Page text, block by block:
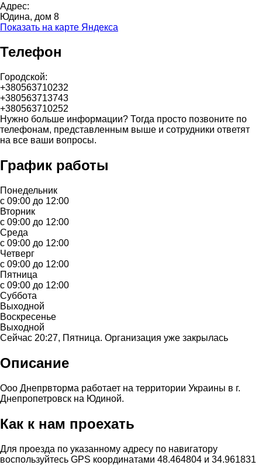
Адрес:
Юдина, дом 8
Показать на карте Яндекса
Телефон
Городской:
+380563710232
+380563713743
+380563710252
Нужно больше информации? Тогда просто позвоните по
телефонам, представленным выше и сотрудники ответят
на все ваши вопросы.
График работы
Понедельник
с 09:00 до 12:00
Вторник
с 09:00 до 12:00
Среда
с 09:00 до 12:00
Четверг
с 09:00 до 12:00
Пятница
с 09:00 до 12:00
Суббота
Выходной
Воскресенье
Выходной
Сейчас 20:27, Пятница. Организация уже закрылась
Описание
Ооо Днепрвторма работает на территории Украины в г.
Днепропетровск на Юдиной.
Как к нам проехать
Для проезда по указанному адресу по навигатору
воспользуйтесь GPS координатами 48.464804 и 34.961831